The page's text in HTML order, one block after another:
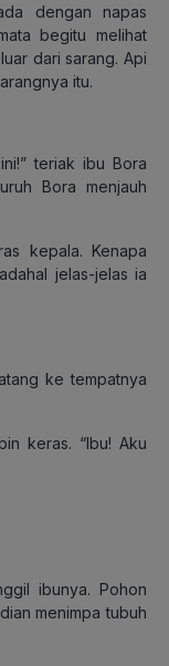
dengan napas
begitu melihat
dari sarang. Api
itu.
teriak ibu Bora
Bora menjauh
kepala. Kenapa
jelas-jelas ia
ke tempatnya
keras. “Ibu! Aku
ibunya. Pohon
menimpa tubuh